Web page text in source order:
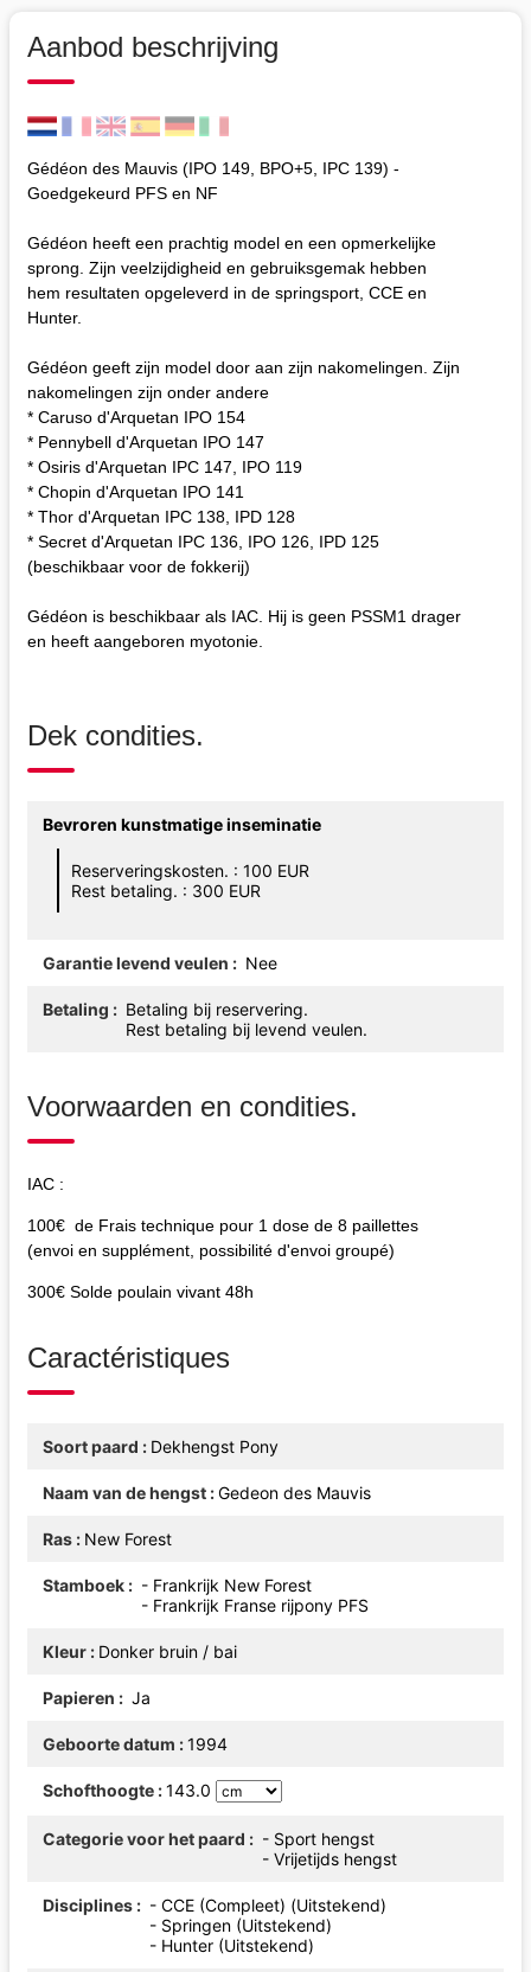
Aanbod beschrijving
Gédéon des Mauvis (IPO 149, BPO+5, IPC 139) -
Goedgekeurd PFS en NF
Gédéon heeft een prachtig model en een opmerkelijke
sprong. Zijn veelzijdigheid en gebruiksgemak hebben
hem resultaten opgeleverd in de springsport, CCE en
Hunter.
Gédéon geeft zijn model door aan zijn nakomelingen. Zijn
nakomelingen zijn onder andere
* Caruso d'Arquetan IPO 154
* Pennybell d'Arquetan IPO 147
* Osiris d'Arquetan IPC 147, IPO 119
* Chopin d'Arquetan IPO 141
* Thor d'Arquetan IPC 138, IPD 128
* Secret d'Arquetan IPC 136, IPO 126, IPD 125
(beschikbaar voor de fokkerij)
Gédéon is beschikbaar als IAC. Hij is geen PSSM1 drager
en heeft aangeboren myotonie.
Dek condities.
Bevroren kunstmatige inseminatie
Reserveringskosten. : 100 EUR
Rest betaling. : 300 EUR
Garantie levend veulen Nee
Betaling
Betaling bij reservering.
Rest betaling bij levend veulen.
Voorwaarden en condities.
IAC :
100€ de Frais technique pour 1 dose de 8 paillettes
(envoi en supplément, possibilité d'envoi groupé)
300€ Solde poulain vivant 48h
Caractéristiques
Soort paard Dekhengst Pony
Naam van de hengst Gedeon des Mauvis
Ras New Forest
Stamboek
- Frankrijk New Forest
- Frankrijk Franse rijpony PFS
Kleur Donker bruin / bai
Papieren Ja
Geboorte datum 1994
Schofthoogte 143.0
Categorie voor het paard
- Sport hengst
- Vrijetijds hengst
Disciplines
- CCE (Compleet) (Uitstekend)
- Springen (Uitstekend)
- Hunter (Uitstekend)